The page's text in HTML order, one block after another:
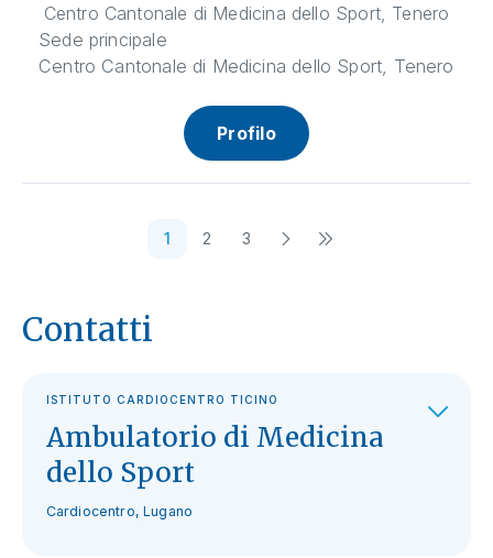
Centro Cantonale di Medicina dello Sport, Tenero
Sede principale
Centro Cantonale di Medicina dello Sport, Tenero
Profilo
1 2 3
Contatti
ISTITUTO CARDIOCENTRO TICINO
Ambulatorio di Medicina
dello Sport
Cardiocentro, Lugano